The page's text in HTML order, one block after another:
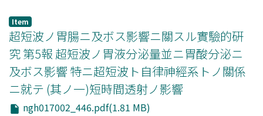
Item
超短波ノ胃腸ニ及ボス影響ニ關スル實驗的硏
究 第5報 超短波ノ胃液分泌量並ニ胃酸分泌ニ
及ボス影響 特ニ超短波ト自律神經系トノ關係
ニ就テ (其ノ一)短時間透射ノ影響
ngh017002_446.pdf(1.81 MB)